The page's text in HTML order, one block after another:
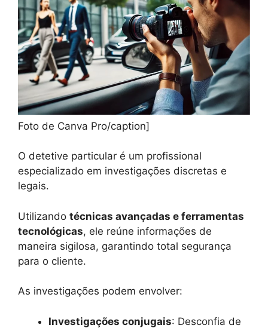
Foto de Canva Pro/caption]
O detetive particular é um profissional
especializado em investigações discretas e
legais.
Utilizando técnicas avançadas e ferramentas
tecnológicas, ele reúne informações de
maneira sigilosa, garantindo total segurança
para o cliente.
As investigações podem envolver:
Investigações conjugais: Desconfia de